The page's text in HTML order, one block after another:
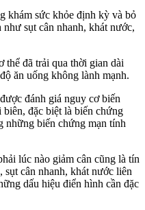
khám sức khỏe định kỳ và bỏ
sụt cân nhanh, khát nước,
thể đã trải qua thời gian dài
ăn uống không lành mạnh.
đánh giá nguy cơ biến
đặc biệt là biến chứng
những biến chứng mạn tính
lúc nào giảm cân cũng là tín
cân nhanh, khát nước liên
dấu hiệu điển hình cần đặc